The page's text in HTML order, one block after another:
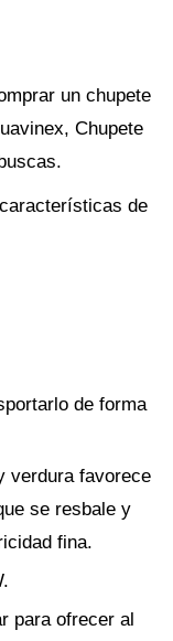
un chupete
Chupete
de
de forma
verdura favorece
se resbale y
fina.
para ofrecer al